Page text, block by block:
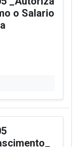
o Salario